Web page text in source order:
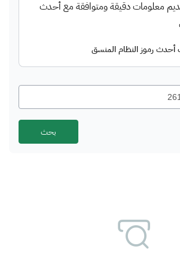
معلومات دقيقة ومتوافقة مع أحدث
رموز النظام المنسق